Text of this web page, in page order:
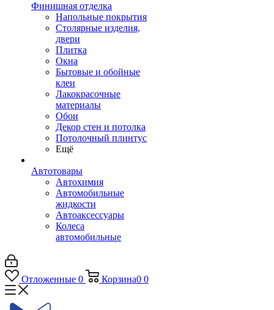
Финишная отделка
Напольные покрытия
Столярные изделия,
двери
Плитка
Окна
Бытовые и обойные
клеи
Лакокрасочные
материалы
Обои
Декор стен и потолка
Потолочный плинтус
Ещё
Автотовары
Автохимия
Автомобильные
жидкости
Автоаксессуары
Колеса
автомобильные
Отложенные 0 Корзина0 0